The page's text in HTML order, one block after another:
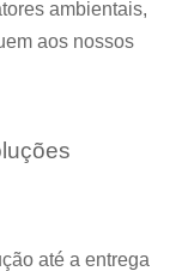
ambientais,
aos nossos
até a entrega